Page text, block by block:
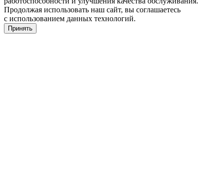
Продолжая использовать наш сайт, вы соглашаетесь
с использованием данных технологий.
Принять